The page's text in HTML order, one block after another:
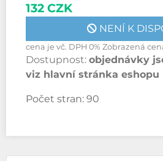
132 CZK
NENÍ K
cena je vč. DPH 0% Zobrazená
Dostupnost: objednávky
viz hlavní stránka eshopu
Počet stran: 90